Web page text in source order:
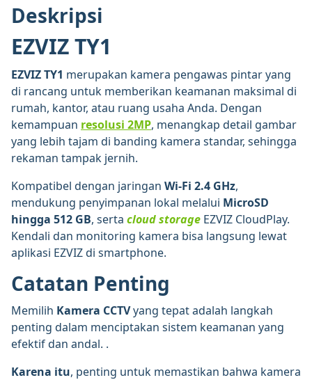
Deskripsi
EZVIZ TY1
EZVIZ TY1 merupakan kamera pengawas pintar yang
di rancang untuk memberikan keamanan maksimal di
rumah, kantor, atau ruang usaha Anda. Dengan
kemampuan resolusi 2MP, menangkap detail gambar
yang lebih tajam di banding kamera standar, sehingga
rekaman tampak jernih.
Kompatibel dengan jaringan Wi-Fi 2.4 GHz,
mendukung penyimpanan lokal melalui MicroSD
hingga 512 GB, serta cloud storage EZVIZ CloudPlay.
Kendali dan monitoring kamera bisa langsung lewat
aplikasi EZVIZ di smartphone.
Catatan Penting
Memilih Kamera CCTVyang tepat adalah langkah
penting dalam menciptakan sistem keamanan yang
efektif dan andal. .
Karena itu, penting untuk memastikan bahwa kamera